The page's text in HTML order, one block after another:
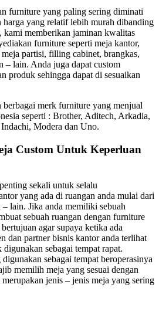
furniture yang paling sering diminati
harga yang relatif lebih murah dibanding
kami memberikan jaminan kwalitas
furniture seperti meja kantor,
partisi, filling cabinet, brangkas,
– lain. Anda juga dapat custom
produk sehingga dapat di sesuaikan
berbagai merk furniture yang menjual
seperti : Brother, Aditech, Arkadia,
Modera dan Uno.
Custom Untuk Keperluan
sekali untuk selalu
yang ada di ruangan anda mulai dari
lain. Jika anda memiliki sebuah
sebuah ruangan dengan furniture
agar supaya ketika ada
dan partner bisnis kantor anda terlihat
sebagai tempat rapat.
sebagai tempat beroperasinya
memilih meja yang sesuai dengan
jenis – jenis meja yang sering